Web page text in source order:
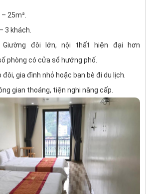
– 25m².
3 khách.
Giường đôi lớn, nội thất hiện đại hơn
phòng có cửa sổ hướng phố.
đôi, gia đình nhỏ hoặc bạn bè đi du lịch.
gian thoáng, tiện nghi nâng cấp.